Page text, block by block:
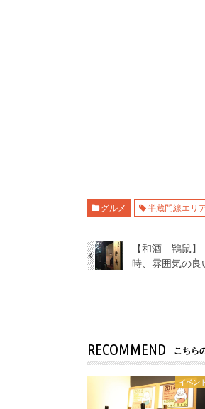
グルメ 半蔵門線エリ
【和酒 鴇鼠】
時、雰囲気の良
RECOMMEND こちら
イベント